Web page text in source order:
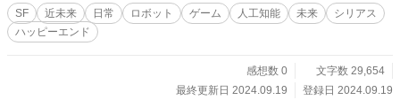
発『Nier Automate』（2017-2022） FuRyu株式会社開発
『クライスタ』（2018） Team Cherry開発『Hollow Knigh
t』（2017） その他偉大なる先達の方々が残された名作の
考にさせて頂いた文庫版が出版された年代を記述させて頂い
SF 近未来 日常 ロボット ゲーム 人工知能 未来
シリアス
ハッピーエンド
感想数 0
文字数 29,654
最終更新日 2024.09.19
登録日 2024.09.19